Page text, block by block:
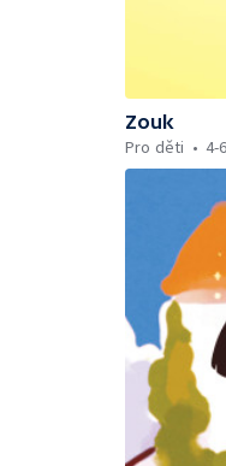
Zouk
Pro děti
4-